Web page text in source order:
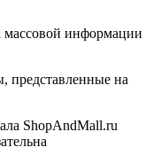
массовой информации
представленные на
ShopAndMall.ru